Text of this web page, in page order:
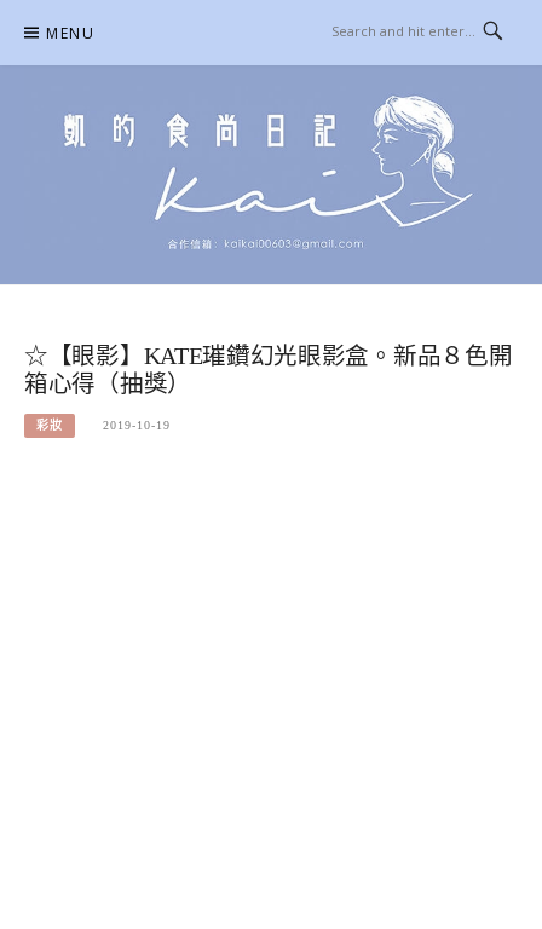
content
MENU
☆【眼影】KATE璀鑽幻光眼影盒。新品８色開
箱心得（抽獎）
彩妝 2019-10-19